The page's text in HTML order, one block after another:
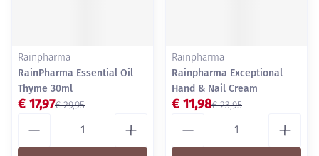
Rainpharma
RainPharma Essential Oil
Thyme 30ml
€ 29,95
€ 17,97
Rainpharma
Rainpharma Exceptional
Hand & Nail Cream
€ 23,95
€ 11,98